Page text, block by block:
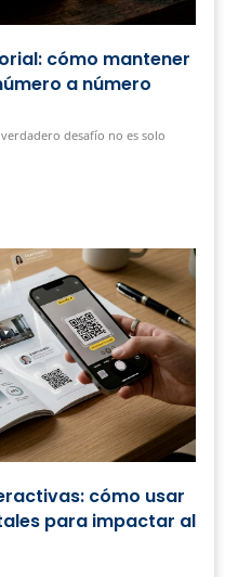
cómo mantener
a número
desafío no es solo
cómo usar
para impactar al